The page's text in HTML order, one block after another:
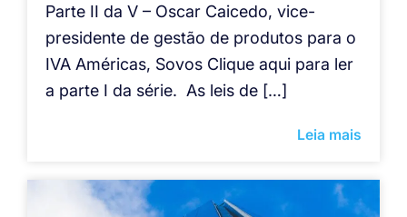
Parte II da V – Oscar Caicedo, vice-
presidente de gestão de produtos para o
IVA Américas, Sovos Clique aqui para ler
a parte I da série. As leis de […]
Leia mais